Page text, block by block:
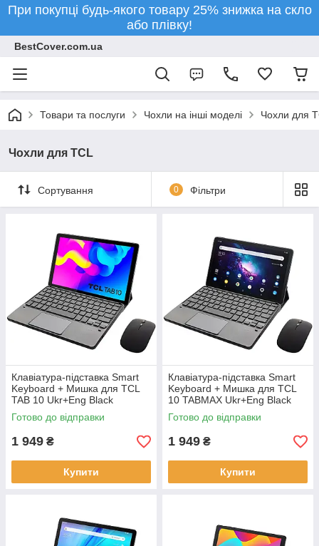
При покупці будь-якого товару 25% знижка на скло
або плівку!
BestCover.com.ua
Товари та послуги Чохли на інші моделі Чохли для
Чохли для TCL
Сортування 0 Фільтри
Клавіатура-підставка Smart
Keyboard + Мишка для TCL
TAB 10 Ukr+Eng Black
Готово до відправки
1 949 ₴
Купити
Клавіатура-підставка Smart
Keyboard + Мишка для TCL
10 TABMAX Ukr+Eng Black
Готово до відправки
1 949 ₴
Купити